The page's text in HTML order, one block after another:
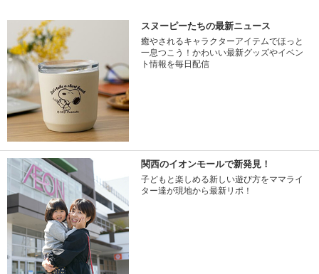
スヌーピーたちの最新ニュース
癒やされるキャラクターアイテムでほっと
一息つこう！かわいい最新グッズやイベン
ト情報を毎日配信
関西のイオンモールで新発見！
子どもと楽しめる新しい遊び方をママライ
ター達が現地から最新リポ！